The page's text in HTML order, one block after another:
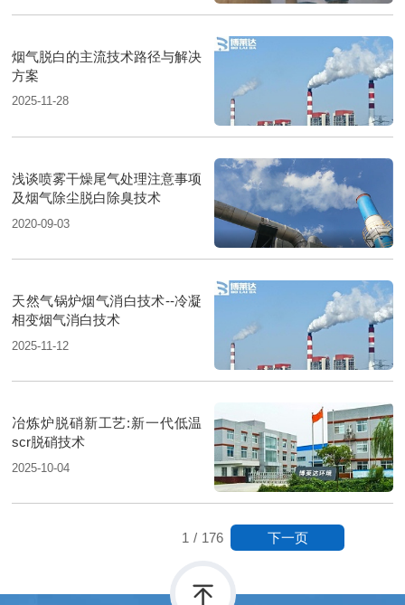
烟气脱白的主流技术路径与解决
方案
2025-11-28
浅谈喷雾干燥尾气处理注意事项
及烟气除尘脱白除臭技术
2020-09-03
天然气锅炉烟气消白技术--冷凝
相变烟气消白技术
2025-11-12
冶炼炉脱硝新工艺:新一代低温
scr脱硝技术
2025-10-04
1 / 176 下一页